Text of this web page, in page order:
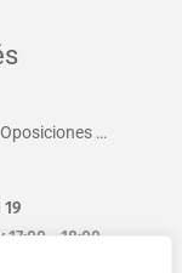
…
19
17:00 - 18:00